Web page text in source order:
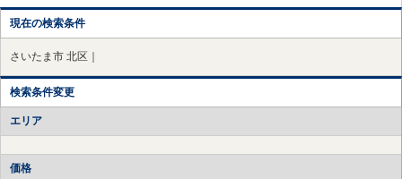
現在の検索条件
さいたま市 北区｜
検索条件変更
エリア
価格